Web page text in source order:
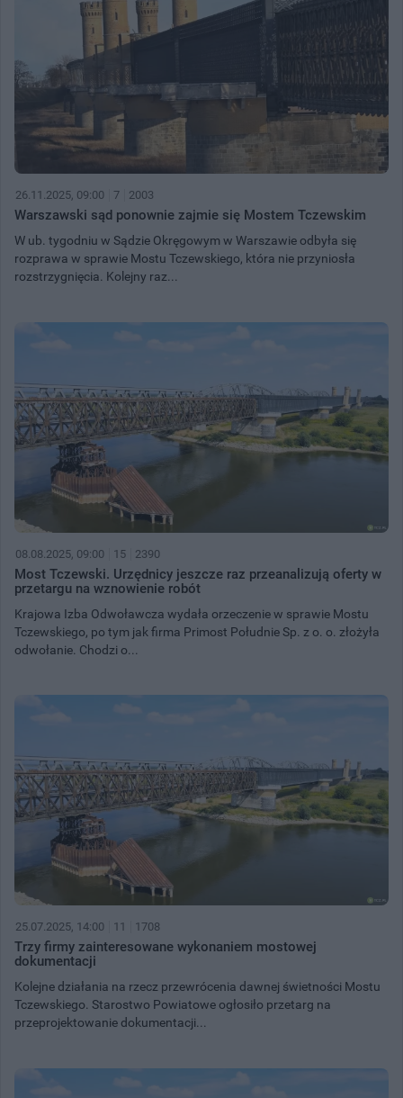
26.11.2025, 09:00 7 2003
Warszawski sąd ponownie zajmie się Mostem Tczewskim
W ub. tygodniu w Sądzie Okręgowym w Warszawie odbyła się
rozprawa w sprawie Mostu Tczewskiego, która nie przyniosła
rozstrzygnięcia. Kolejny raz...
08.08.2025, 09:00 15 2390
Most Tczewski. Urzędnicy jeszcze raz przeanalizują oferty w
przetargu na wznowienie robót
Krajowa Izba Odwoławcza wydała orzeczenie w sprawie Mostu
Tczewskiego, po tym jak firma Primost Południe Sp. z o. o. złożyła
odwołanie. Chodzi o...
25.07.2025, 14:00 11 1708
Trzy firmy zainteresowane wykonaniem mostowej
dokumentacji
Kolejne działania na rzecz przewrócenia dawnej świetności Mostu
Tczewskiego. Starostwo Powiatowe ogłosiło przetarg na
przeprojektowanie dokumentacji...